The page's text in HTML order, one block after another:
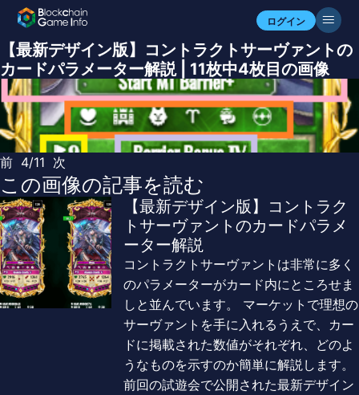
ログイン
【最新デザイン版】コントラクトサーヴァントの
カードパラメーター解説 | 11枚中4枚目の画像
前 4/11 次
この画像の記事を読む
【最新デザイン版】コントラク
トサーヴァントのカードパラメ
ーター解説
コントラクトサーヴァントは非常に多く
のパラメーターがカード内にところせま
しと並んでいます。 マーケットで理想の
サーヴァントを手に入れるうえで、カー
ドに掲載された数値がそれぞれ、どのよ
うなものを示すのか簡単に解説します。
前回の試遊会で公開された最新デザイン